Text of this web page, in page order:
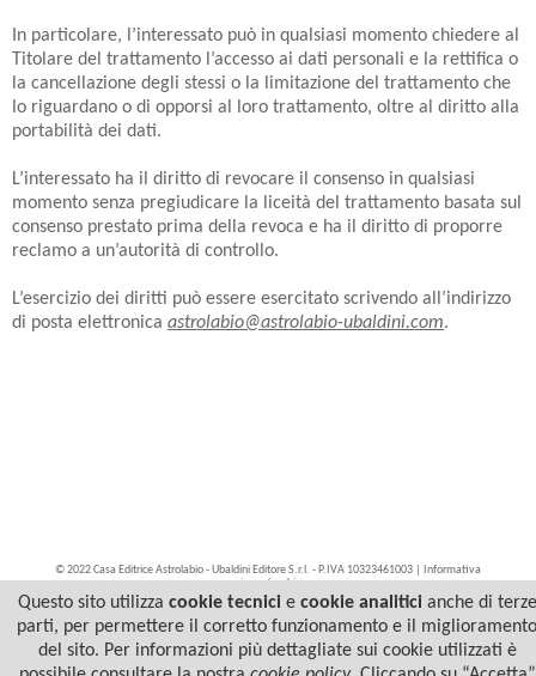
In particolare, l’interessato può in qualsiasi momento chiedere al
Titolare del trattamento l’accesso ai dati personali e la rettifica o
la cancellazione degli stessi o la limitazione del trattamento che
lo riguardano o di opporsi al loro trattamento, oltre al diritto alla
portabilità dei dati.
L’interessato ha il diritto di revocare il consenso in qualsiasi
momento senza pregiudicare la liceità del trattamento basata sul
consenso prestato prima della revoca e ha il diritto di proporre
reclamo a un’autorità di controllo.
L’esercizio dei diritti può essere esercitato scrivendo all’indirizzo
di posta elettronica astrolabio@astrolabio-ubaldini.com.
© 2022 Casa Editrice Astrolabio - Ubaldini Editore S.r.l. - P.IVA 10323461003 |
Informativa
privacy/cookies
Questo sito utilizza cookie tecnicie cookie analiticianche di terze
parti, per permettere il corretto funzionamento e il miglioramento
del sito. Per informazioni più dettagliate sui cookie utilizzati è